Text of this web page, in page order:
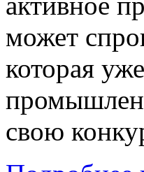
может
которая
свою